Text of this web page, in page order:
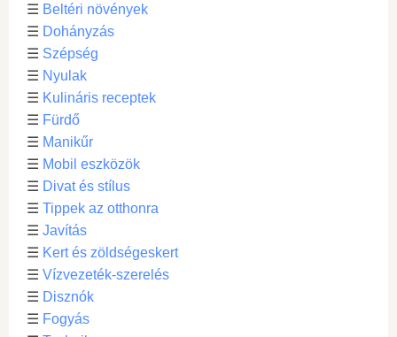
☰ Beltéri növények
☰ Dohányzás
☰ Szépség
☰ Nyulak
☰ Kulináris receptek
☰ Fürdő
☰ Manikűr
☰ Mobil eszközök
☰ Divat és stílus
☰ Tippek az otthonra
☰ Javítás
☰ Kert és zöldségeskert
☰ Vízvezeték-szerelés
☰ Disznók
☰ Fogyás